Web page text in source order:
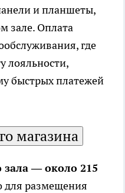
и планшеты,
зале. Оплата
где
лояльности,
быстрых платежей
магазина
зала — около 215
для размещения